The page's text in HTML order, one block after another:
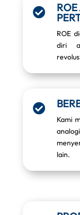

ROE
diri

Kami
lain.